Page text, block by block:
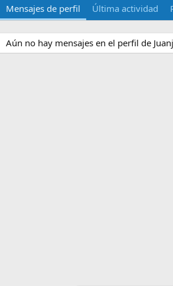
Mensajes de perfil Última actividad
Aún no hay mensajes en el perfil de